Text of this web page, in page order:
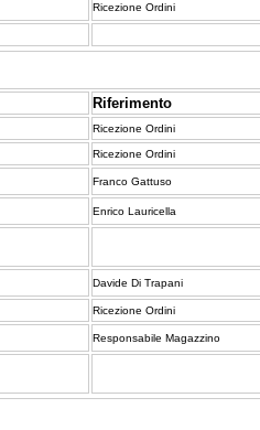
Ricezione Ordini
Riferimento
Ricezione Ordini
Ricezione Ordini
Franco Gattuso
Enrico Lauricella
Davide Di Trapani
Ricezione Ordini
Responsabile Magazzino